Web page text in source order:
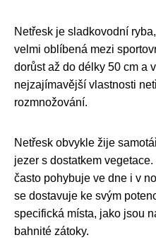
Netřesk je sladkovodní
velmi oblíbená mezi
dorůst až do délky 50 cm a
nejzajímavější vlastnosti
rozmnožování.
Netřesk obvykle žije
jezer s dostatkem
často pohybuje ve dne i v
se dostavuje ke svým
specifická místa, jako jsou
bahnité zátoky.